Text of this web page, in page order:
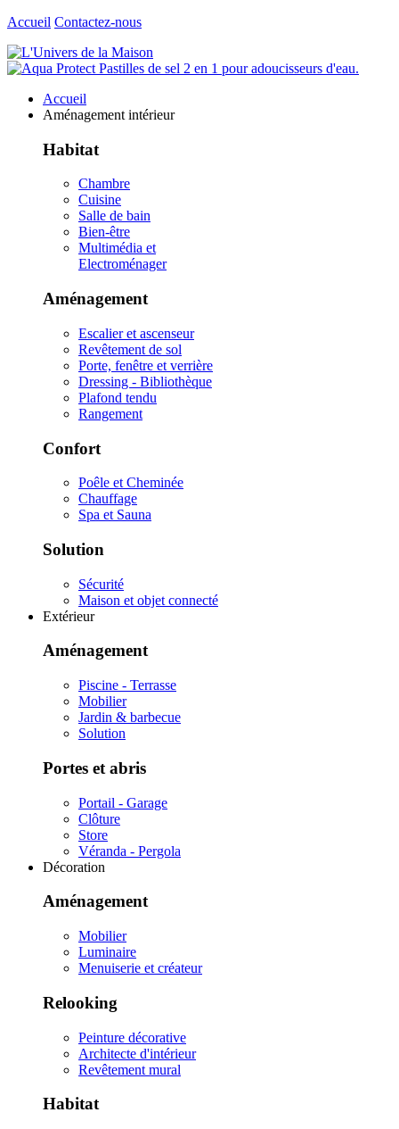
Accueil Contactez-nous
Accueil
Aménagement intérieur
Habitat
Chambre
Cuisine
Salle de bain
Bien-être
Multimédia et
Electroménager
Aménagement
Escalier et ascenseur
Revêtement de sol
Porte, fenêtre et verrière
Dressing - Bibliothèque
Plafond tendu
Rangement
Confort
Poêle et Cheminée
Chauffage
Spa et Sauna
Solution
Sécurité
Maison et objet connecté
Extérieur
Aménagement
Piscine - Terrasse
Mobilier
Jardin & barbecue
Solution
Portes et abris
Portail - Garage
Clôture
Store
Véranda - Pergola
Décoration
Aménagement
Mobilier
Luminaire
Menuiserie et créateur
Relooking
Peinture décorative
Architecte d'intérieur
Revêtement mural
Habitat